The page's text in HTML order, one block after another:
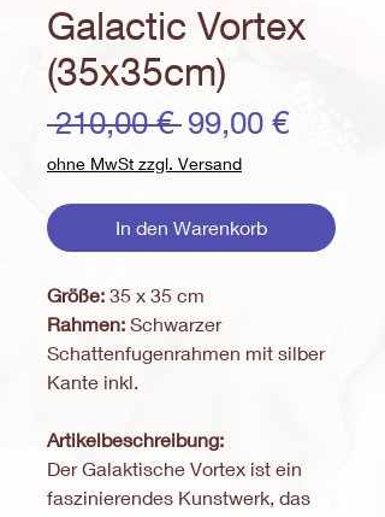
Galactic Vortex
(35x35cm)
210,00 € Standardpreis
99,00 €Sale-
ohne MwSt zzgl. Versand
In den Warenkorb
Größe: 35 x 35 cm
Rahmen: Schwarzer
Schattenfugenrahmen mit silber
Kante inkl.
Artikelbeschreibung:
Der Galaktische Vortex ist ein
faszinierendes Kunstwerk, das